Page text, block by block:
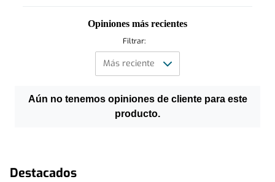
Opiniones más recientes
Filtrar:
Aún no tenemos opiniones de cliente para este
producto.
Destacados